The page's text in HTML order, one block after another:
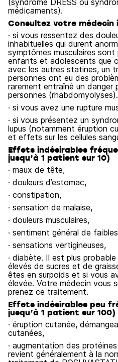
(syndrome DRESS ou
médicaments).
Consultez votre médecin
· si vous ressentez des
inhabituelles qui durent
symptômes musculaires
enfants et adolescents que
avec les autres statines, un
personnes ont eu des
rarement entraîné un danger
personnes (rhabdomyolyses).
· si vous avez une rupture
· si vous présentez un
lupus (notamment éruption
et effets sur les cellules
Effets indésirables
jusqu’à 1 patient sur 10)
· maux de tête,
· douleurs d’estomac,
· constipation,
· sensation de malaise,
· douleurs musculaires,
· sentiment général de
· sensations vertigineuses,
· diabète. Il est plus
élevés de sucres et de
êtes en surpoids et si vous
élevée. Votre médecin vous
prenez ce traitement.
Effets indésirables peu
jusqu’à 1 patient sur 100)
· éruption cutanée,
cutanées,
· augmentation des
revient généralement à la